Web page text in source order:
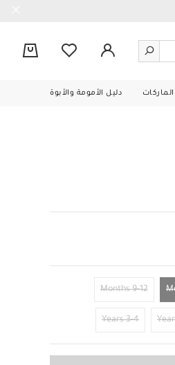
الماركات دليل الأمومة والأبوة
9-12 Months
3-4 Years